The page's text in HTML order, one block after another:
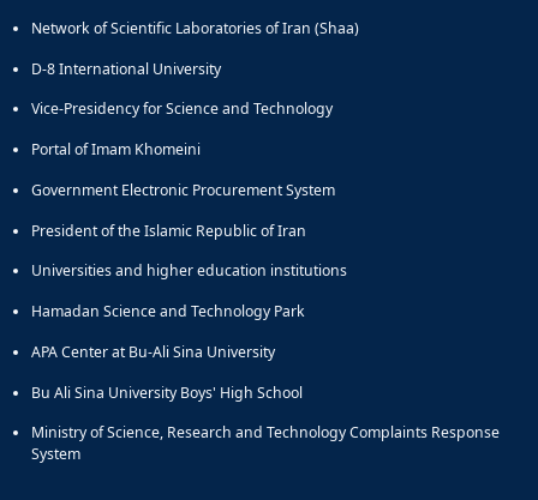
Network of Scientific Laboratories of Iran (Shaa)
D-8 International University
Vice-Presidency for Science and Technology
Portal of Imam Khomeini
Government Electronic Procurement System
President of the Islamic Republic of Iran
Universities and higher education institutions
Hamadan Science and Technology Park
APA Center at Bu-Ali Sina University
Bu Ali Sina University Boys' High School
Ministry of Science, Research and Technology Complaints Response
System